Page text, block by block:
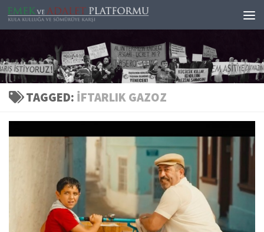
Skip to content
TAGGED: IFTARLIK GAZOZ